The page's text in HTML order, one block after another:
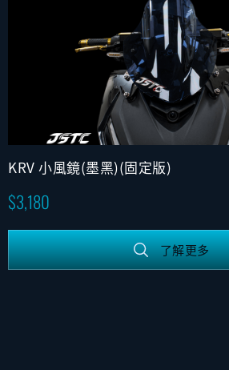
KRV 小風鏡(墨黑)(固定版)
3,180
了解更多